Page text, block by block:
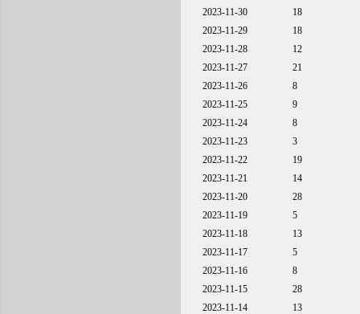
2023-11-30
18
2023-11-29
18
2023-11-28
12
2023-11-27
21
2023-11-26
8
2023-11-25
9
2023-11-24
8
2023-11-23
3
2023-11-22
19
2023-11-21
14
2023-11-20
28
2023-11-19
5
2023-11-18
13
2023-11-17
5
2023-11-16
8
2023-11-15
28
2023-11-14
13